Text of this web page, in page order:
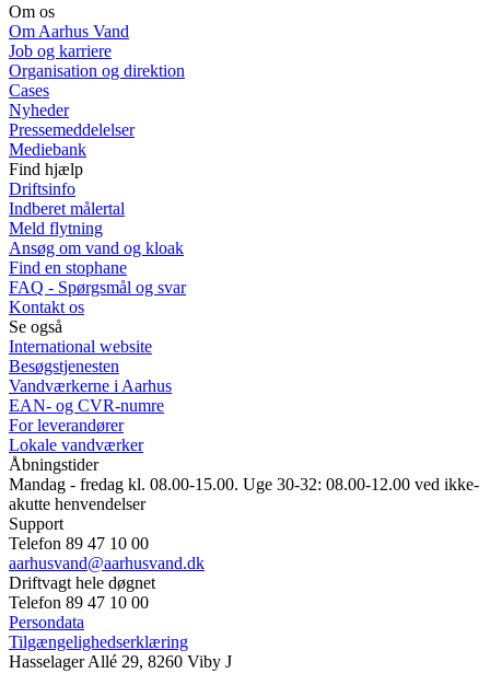
Om os
Om Aarhus Vand
Job og karriere
Organisation og direktion
Cases
Nyheder
Pressemeddelelser
Mediebank
Find hjælp
Driftsinfo
Indberet målertal
Meld flytning
Ansøg om vand og kloak
Find en stophane
FAQ - Spørgsmål og svar
Kontakt os
Se også
International website
Besøgstjenesten
Vandværkerne i Aarhus
EAN- og CVR-numre
For leverandører
Lokale vandværker
Åbningstider
Mandag - fredag kl. 08.00-15.00. Uge 30-32: 08.00-12.00 ved ikke-
akutte henvendelser
Support
Telefon 89 47 10 00
aarhusvand@aarhusvand.dk
Driftvagt hele døgnet
Telefon 89 47 10 00
Persondata
Tilgængelighedserklæring
Hasselager Allé 29, 8260 Viby J